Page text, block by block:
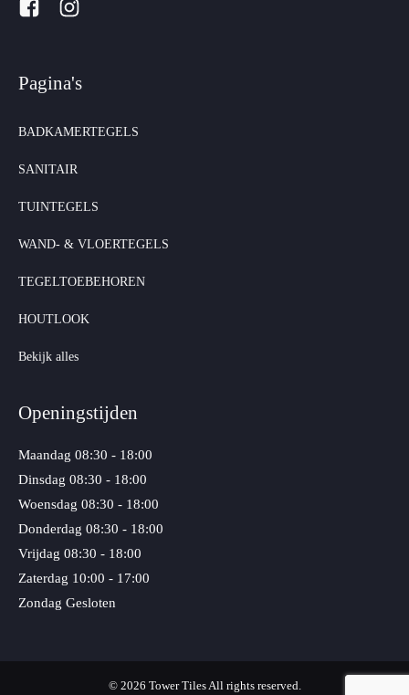
Pagina's
BADKAMERTEGELS
SANITAIR
TUINTEGELS
WAND- & VLOERTEGELS
TEGELTOEBEHOREN
HOUTLOOK
Bekijk alles
Openingstijden
Maandag 08:30 - 18:00
Dinsdag 08:30 - 18:00
Woensdag 08:30 - 18:00
Donderdag 08:30 - 18:00
Vrijdag 08:30 - 18:00
Zaterdag 10:00 - 17:00
Zondag Gesloten
© 2026 Tower Tiles All rights reserved.